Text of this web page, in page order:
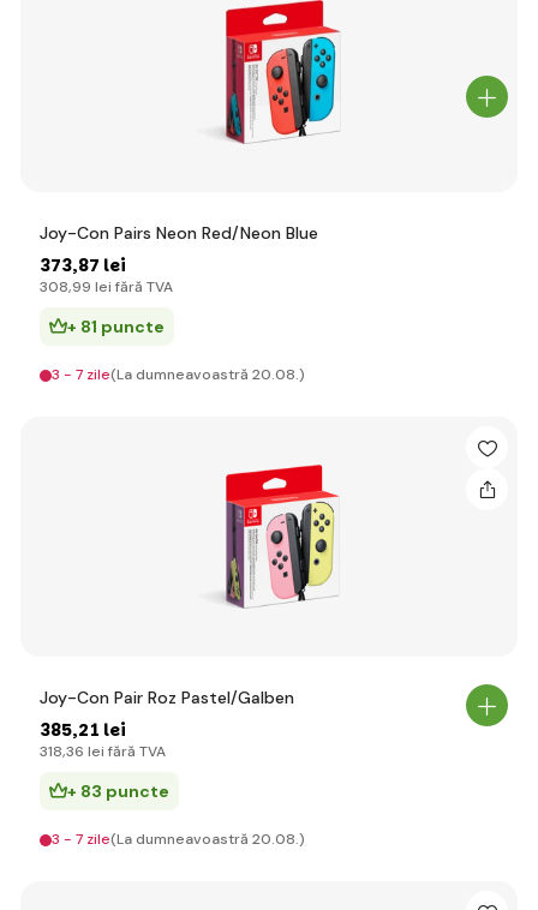
Joy-Con Pairs Neon Red/Neon Blue
373,87 lei
308,99 lei fără TVA
+ 81 puncte
3 - 7 zile(La dumneavoastră 20.08.)
Joy-Con Pair Roz Pastel/Galben
385,21 lei
318,36 lei fără TVA
+ 83 puncte
3 - 7 zile(La dumneavoastră 20.08.)